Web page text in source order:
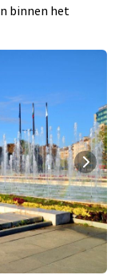
binnen het